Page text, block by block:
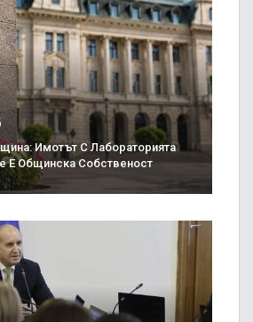
Имотът С Лабораторията
Е Общинска Собственост